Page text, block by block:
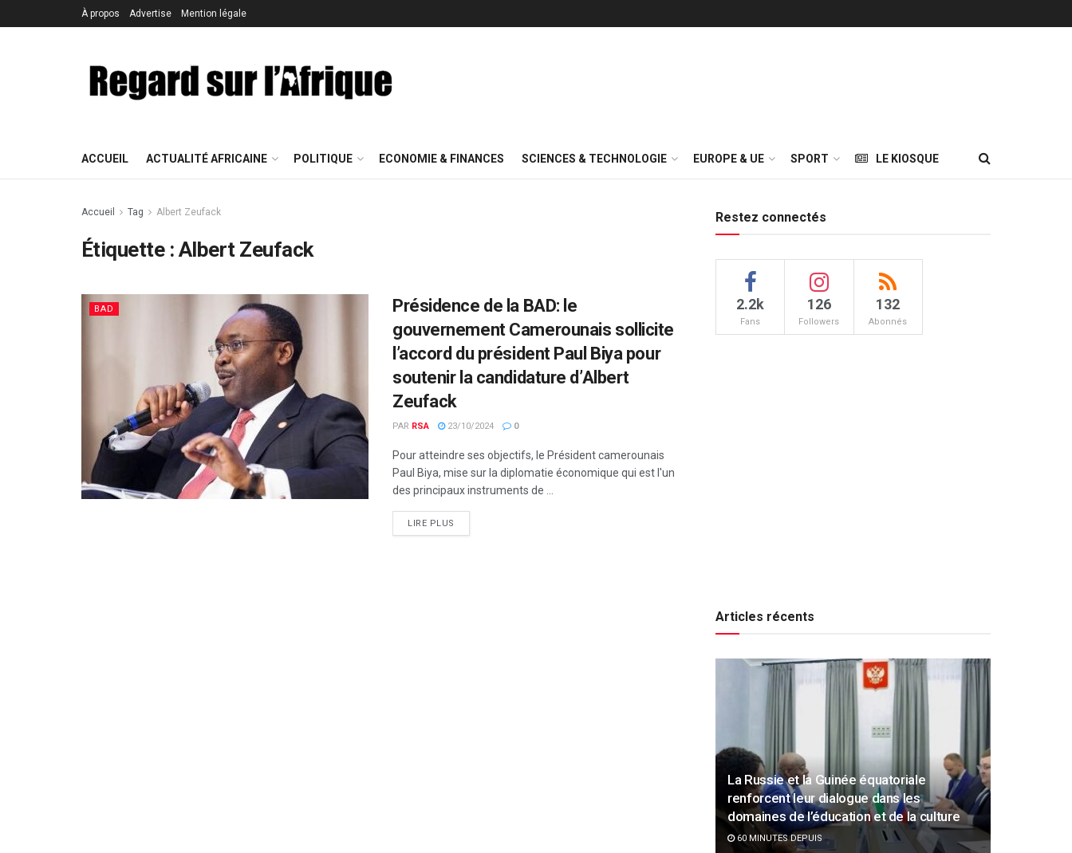
À propos Advertise Mention légale
ACCUEIL ACTUALITÉ AFRICAINE POLITIQUE ECONOMIE & FINANCES SCIENCES & TECHNOLOGIE EUROPE & UE SPORT LE KIOSQUE
Accueil Tag Albert Zeufack
Étiquette : Albert Zeufack
BAD
Présidence de la BAD: le
gouvernement Camerounais sollicite
l’accord du président Paul Biya pour
soutenir la candidature d’Albert
Zeufack
PAR RSA 23/10/2024 0
Pour atteindre ses objectifs, le Président camerounais
Paul Biya, mise sur la diplomatie économique qui est l'un
des principaux instruments de ...
LIRE PLUS
Restez connectés
2.2k
Fans
126
Followers
132
Abonnés
Articles récents
La Russie et la Guinée équatoriale
renforcent leur dialogue dans les
domaines de l’éducation et de la culture
60 MINUTES DEPUIS